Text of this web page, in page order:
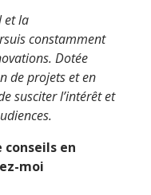
et la
constamment
Dotée
de projets et en
susciter l’intérêt et
conseils en
moi